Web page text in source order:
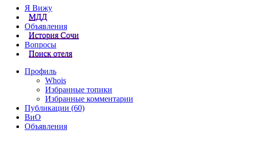
Я Вижу
МДД
Объявления
История Сочи
Вопросы
Поиск отеля
Профиль
Whois
Избранные топики
Избранные комментарии
Публикации (60)
ВиО
Объявления